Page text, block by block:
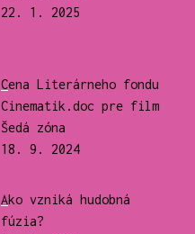
22. 1. 2025
Cena Literárneho fondu
Cinematik.doc pre film
Šedá zóna
18. 9. 2024
Ako vzniká hudobná
fúzia?